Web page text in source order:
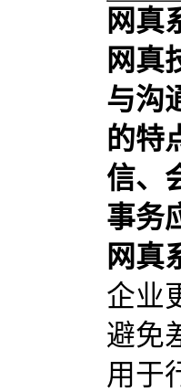
网真
网真
与沟
的特
信、
事务
网真
企业
避免
用于